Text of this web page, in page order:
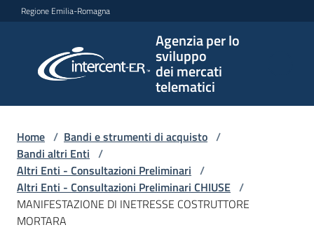
Vai al contenuto
Vai alla navigazione
Vai al footer
Regione Emilia-Romagna
Agenzia per lo
sviluppo
dei mercati
telematici
per lo
sviluppo
telematici
L'Agenzia
Home / Bandi e strumenti di acquisto /
Bandi altri Enti /
Altri Enti - Consultazioni Preliminari /
Altri Enti - Consultazioni Preliminari CHIUSE /
MANIFESTAZIONE DI INETRESSE COSTRUTTORE
MORTARA